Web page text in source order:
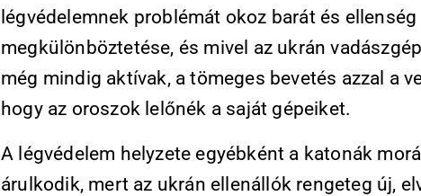
légvédelemnek problémát okoz barát és ellenség
megkülönböztetése, és mivel az ukrán
még mindig aktívak, a tömeges bevetés azzal a
hogy az oroszok lelőnék a saját gépeiket.
A légvédelem helyzete egyébként a katonák
árulkodik, mert az ukrán ellenállók rengeteg új,